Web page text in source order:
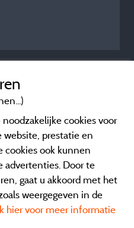
cookies voor
prestatie en
cookies ook kunnen
advertenties. Door te
gaat u akkoord met het
weergegeven in de
hier voor meer informatie